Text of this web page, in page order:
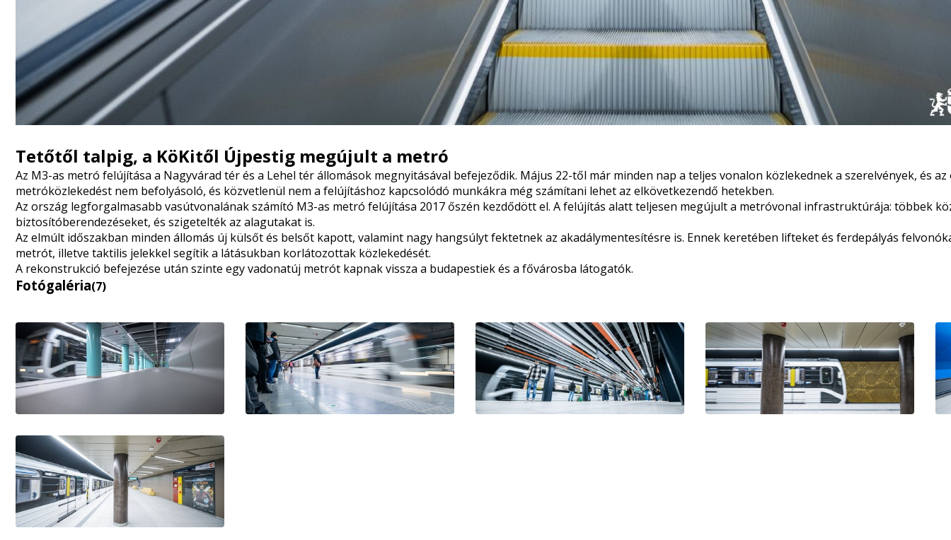
Tetőtől talpig, a KöKitől Újpestig megújult a metró
Az M3-as metró felújítása a Nagyvárad tér és a Lehel tér állomások megnyitásával befejeződik. Május 22-től már minden nap a teljes vonalon közlekednek a szerelvények, és
metróközlekedést nem befolyásoló, és közvetlenül nem a felújításhoz kapcsolódó munkákra még számítani lehet az elkövetkezendő hetekben.
Az ország legforgalmasabb vasútvonalának számító M3-as metró felújítása 2017 őszén kezdődött el. A felújítás alatt teljesen megújult a metróvonal infrastruktúrája: többek
biztosítóberendezéseket, és szigetelték az alagutakat is.
Az elmúlt időszakban minden állomás új külsőt és belsőt kapott, valamint nagy hangsúlyt fektetnek az akadálymentesítésre is. Ennek keretében lifteket és ferdepályás
metrót, illetve taktilis jelekkel segítik a látásukban korlátozottak közlekedését.
A rekonstrukció befejezése után szinte egy vadonatúj metrót kapnak vissza a budapestiek és a fővárosba látogatók.
Fotógaléria(7)